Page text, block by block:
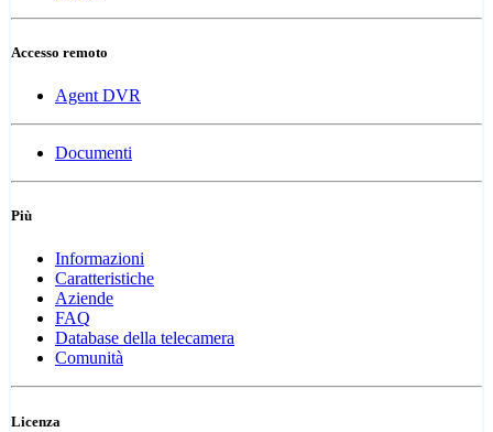
Accesso remoto
Agent DVR
Documenti
Più
Informazioni
Caratteristiche
Aziende
FAQ
Database della telecamera
Comunità
Licenza